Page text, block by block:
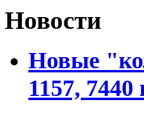
Новости
Новые
1157,